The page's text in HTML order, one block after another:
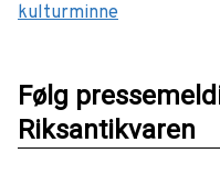
kulturminne
Følg
Riksantikvaren